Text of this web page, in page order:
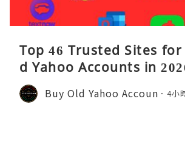
Top 46 Trusted Sites
d Yahoo Accounts in
Buy Old Yahoo Accoun 4小